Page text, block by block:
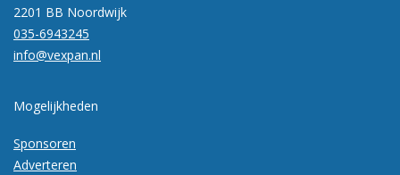
2201 BB Noordwijk
035-6943245
info@vexpan.nl
Mogelijkheden
Sponsoren
Adverteren